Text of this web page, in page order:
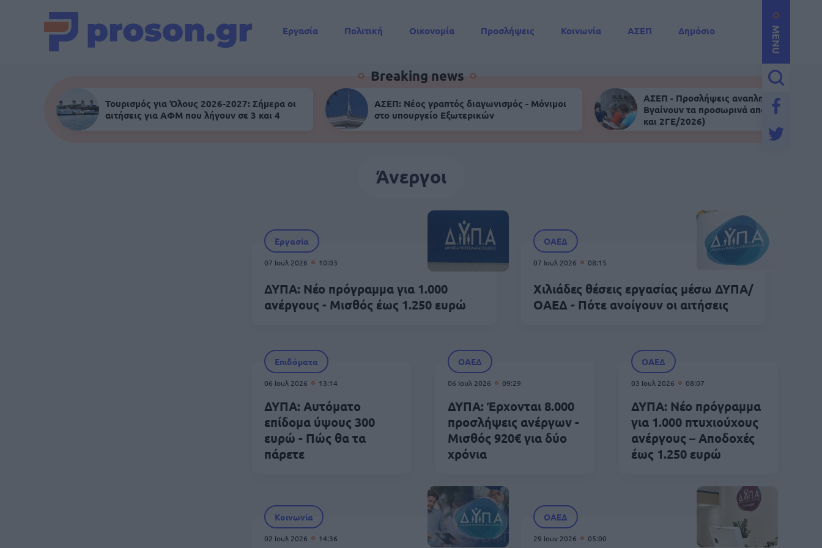
MENU
Εργασία Πολιτική Οικονομία Προσλήψεις Κοινωνία ΑΣΕΠ
Δημόσιο
Breaking news
Τουρισμός για Όλους 2026-2027: Σήμερα οι
αιτήσεις για ΑΦΜ που λήγουν σε 3 και 4
ΑΣΕΠ: Νέος γραπτός διαγωνισμός - Μόνιμοι
στο υπουργείο Εξωτερικών
ΑΣΕΠ - Προσλήψεις αναπληρωτών:
Βγαίνουν τα προσωρινά αποτελέσματα
και 2ΓΕ/2026)
Άνεργοι
Εργασία
07 Ιουλ 2026 10:03
ΔΥΠΑ: Νέο πρόγραμμα για 1.000
ανέργους - Μισθός έως 1.250 ευρώ
ΟΑΕΔ
07 Ιουλ 2026 08:15
Xιλιάδες θέσεις εργασίας μέσω ΔΥΠΑ/
ΟΑΕΔ - Πότε ανοίγουν οι αιτήσεις
Επιδόματα
06 Ιουλ 2026 13:14
ΔΥΠΑ: Αυτόματο
επίδομα ύψους 300
ευρώ - Πώς θα τα
πάρετε
ΟΑΕΔ
06 Ιουλ 2026 09:29
ΔΥΠΑ: Έρχονται 8.000
προσλήψεις ανέργων -
Μισθός 920€ για δύο
χρόνια
ΟΑΕΔ
03 Ιουλ 2026 08:07
ΔΥΠΑ: Νέο πρόγραμμα
για 1.000 πτυχιούχους
ανέργους – Αποδοχές
έως 1.250 ευρώ
Κοινωνία
02 Ιουλ 2026 14:36
ΟΑΕΔ
29 Ιουν 2026 05:00